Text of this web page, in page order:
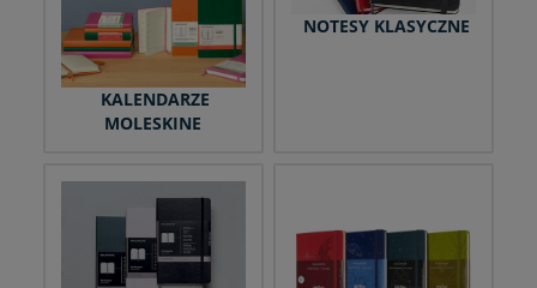
KALENDARZE
MOLESKINE
NOTESY KLASYCZNE